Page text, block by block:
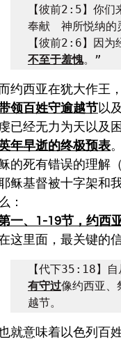
【彼前2:5】你们
奉献　神所悦纳的
【彼前2:6】因为
不至于羞愧。”
约西亚在犹大作王
领百姓守逾越节以及
虔已经无力为天以及
年早逝的终极预表
的死有错误的理解
稣基督被十字架和
：
一、1-19节，约西
这里面，最关键的
【代下35:18】
有守过像约西亚、
越节。
就意味着以色列百